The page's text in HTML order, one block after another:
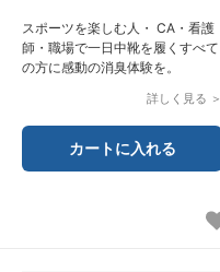
スポーツを楽しむ人・ CA・看護
師・職場で一日中靴を履くすべて
の方に感動の消臭体験を。
詳しく見る ＞